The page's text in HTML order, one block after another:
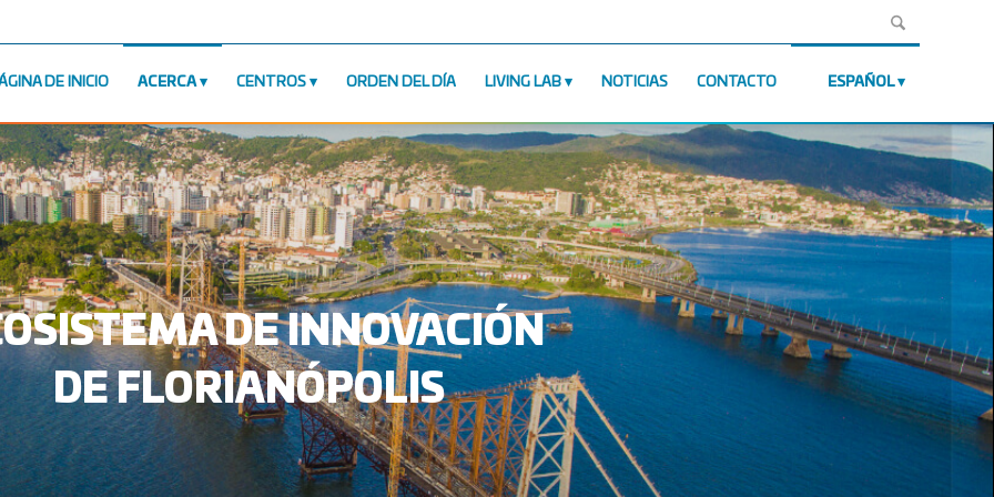
DE INICIO ACERCA CENTROS ORDEN DEL DÍA LIVING LAB NOTICIAS CONTACTO ESPAÑOL
DE INNOVACIÓN
DE FLORIANÓPOLIS